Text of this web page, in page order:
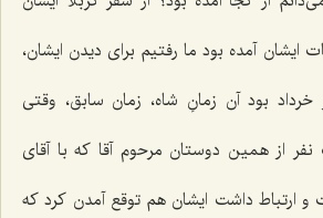
ایشان آمده بود ما رفتیم برای دیدن ایشان،
خرداد بود آن زمانِ شاه، زمان سابق، وقتی
از همین دوستان مرحوم آقا که با آقای
ارتباط داشت ایشان هم توقع آمدن کرد که